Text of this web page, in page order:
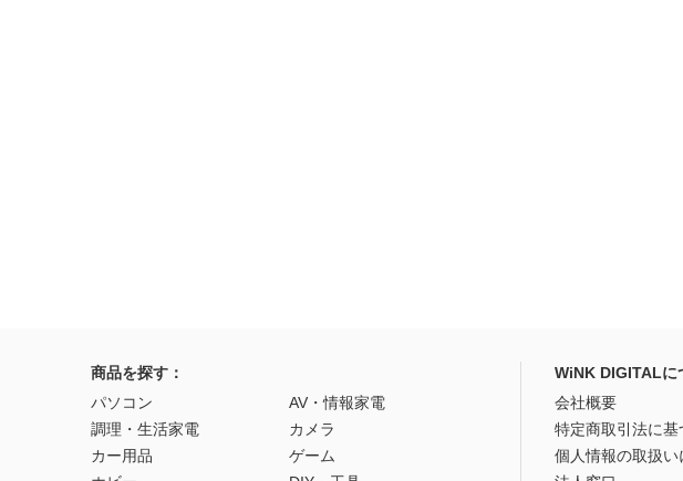
商品を探す：
パソコン
AV・情報家電
調理・生活家電
カメラ
カー用品
ゲーム
WiNK DIGITALに
会社概要
特定商取引法に基
個人情報の取扱い